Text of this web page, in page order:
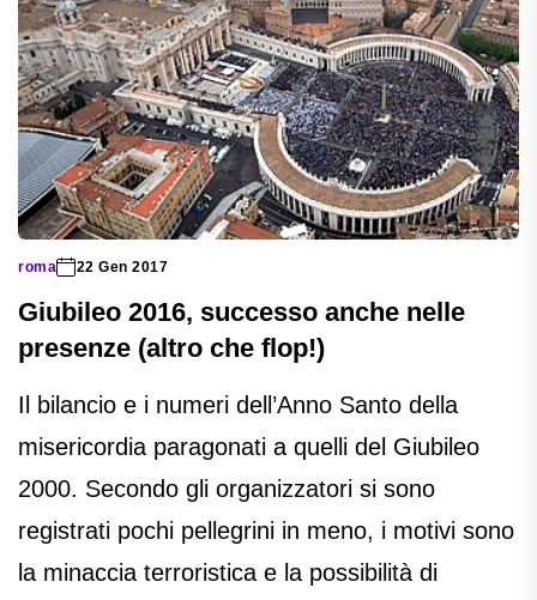
roma 22 Gen 2017
Giubileo 2016, successo anche nelle
presenze (altro che flop!)
Il bilancio e i numeri dell’Anno Santo della
misericordia paragonati a quelli del Giubileo
2000. Secondo gli organizzatori si sono
registrati pochi pellegrini in meno, i motivi sono
la minaccia terroristica e la possibilità di